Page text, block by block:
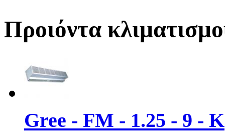
Προιόντα
Gree - FM - 1.25 - 9 - K